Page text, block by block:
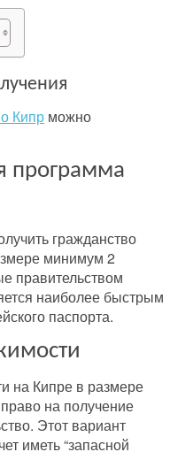
Кипр можно
программа
гражданство
минимум 2
правительством
наиболее быстрым
паспорта.
на Кипре в размере
на получение
Этот вариант
иметь “запасной